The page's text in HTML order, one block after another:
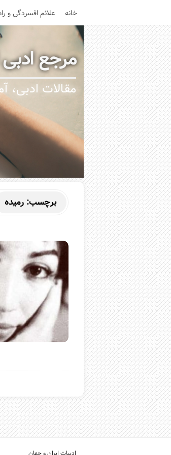
خانه علائم افسردگی و
مرجع ادبی
مقالات ادبی،
برچسب: رمیده